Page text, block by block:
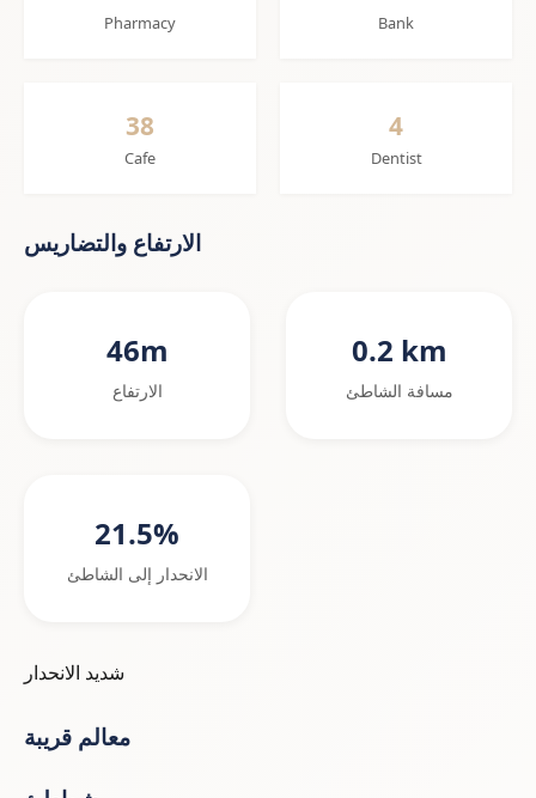
Pharmacy Bank
38
Cafe
4
Dentist
الارتفاع والتضاريس
46m
الارتفاع
0.2 km
مسافة الشاطئ
21.5%
الانحدار إلى الشاطئ
شديد الانحدار
معالم قريبة